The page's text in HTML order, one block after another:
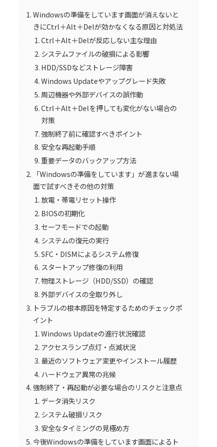
Windowsの準備をしています画面が消えないと
きにCtrl＋Alt＋Delが効かなくなる原因と対処法
Ctrl＋Alt＋Delが反応しない主な理由
システムファイルの破損による影響
HDD/SSDなどストレージ障害
Windows Updateやアップグレード失敗
周辺機器や外部デバイスの誤作動
Ctrl＋Alt＋Delを押しても変化がない場合の
対策
強制終了前に確認すべきポイント
安全な再起動手順
重要データのバックアップ方法
「Windowsの準備をしています」が進まない場
面で試すべきその他の対策
放電・帯電リセット操作
BIOSの初期化
セーフモードでの起動
システムの復元の実行
SFC・DISMによるシステム修復
スタートアップ修復の利用
物理ストレージ（HDD/SSD）の確認
外部デバイスの全取り外し
トラブルの根本原因を特定するためのチェックポ
イント
Windows Updateの進行状況確認
アクセスランプ点灯・点滅状況
最近のソフトウェア変更やインストール履歴
ハードウェア異常の兆候
強制終了・再起動が必要な場合のリスクと注意点
データ消失リスク
システム破損リスク
安全なタイミングの見極め方
今後Windowsの準備をしています画面によるト